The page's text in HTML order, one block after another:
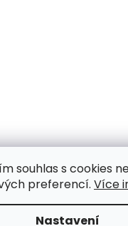
souhlas s cookies
preferencí. Více
Nastavení